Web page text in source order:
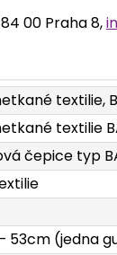
00 Praha 8,
textilie,
textilie
čepice typ
53cm (jedna